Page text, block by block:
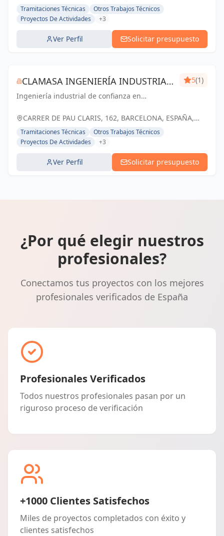
Tramitaciones Técnicas
Otros Trabajos Técnicos
Proyectos De Actividades
+3
Ver Perfil Solicitar presupuesto
CLAMASA INGENIERÍA INDUSTRIAL
Y SERVICIOS, S.L.
Ingeniería industrial de confianza en
de tu negocio.
5(1)
CARRER DE PAU CLARIS, 162, BARCELONA, ESPAÑA,
España
Tramitaciones Técnicas
Otros Trabajos Técnicos
Proyectos De Actividades
+3
Ver Perfil Solicitar presupuesto
¿Por qué elegir nuestros
profesionales?
Conectamos tus proyectos con los mejores
profesionales verificados de España
Profesionales Verificados
Todos nuestros profesionales pasan por un
riguroso proceso de verificación
+1000 Clientes Satisfechos
Miles de proyectos completados con éxito y
clientes satisfechos